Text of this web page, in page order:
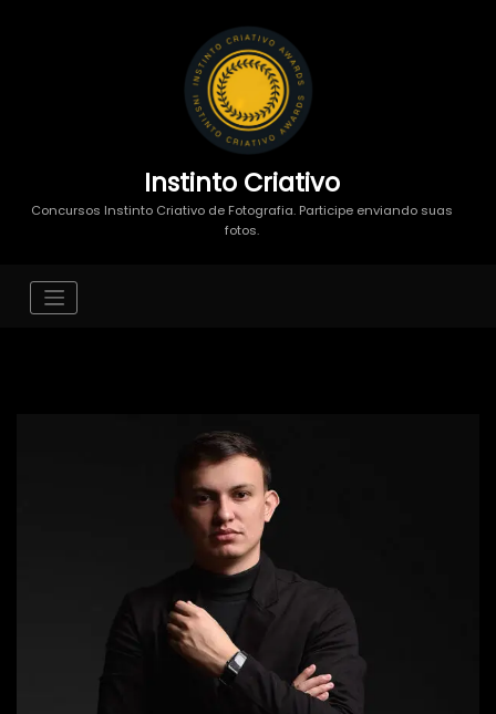
Instinto Criativo
Concursos Instinto Criativo de Fotografia. Participe enviando suas
fotos.